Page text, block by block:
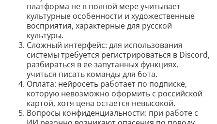
платформа не в полной мере учитывает
культурные особенности и художественные
восприятия, характерные для русской
культуры.
Сложный интерфейс: для использования
системы требуется регистрироваться в Discord,
разбираться в ее запутанных функциях,
учиться писать команды для бота.
Оплата: нейросеть работает по подписке,
которую невозможно оформить с российской
картой, хотя цена остается невысокой.
Вопросы конфиденциальности: при работе с